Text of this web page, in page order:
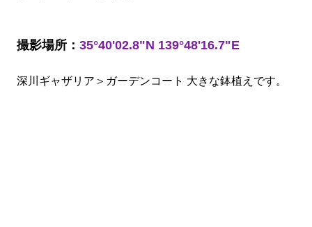
撮影場所： 35°40'02.8"N 139°48'16.7"E
深川ギャザリア＞ガーデンコート 大きな鉢植えです。